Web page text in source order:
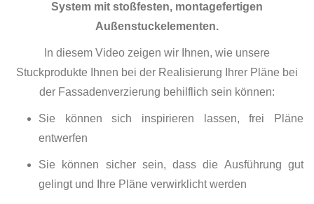
System mit stoßfesten, montagefertigen
Außenstuckelementen.
In diesem Video zeigen wir Ihnen, wie unsere
Stuckprodukte Ihnen bei der Realisierung Ihrer Pläne bei
der Fassadenverzierung behilflich sein können:
Sie können sich inspirieren lassen, frei Pläne
entwerfen
Sie können sicher sein, dass die Ausführung gut
gelingt und Ihre Pläne verwirklicht werden